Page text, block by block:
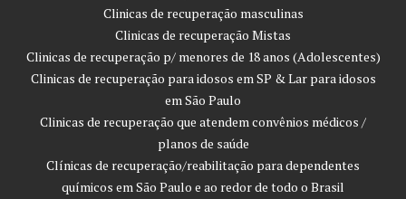
Clinicas de recuperação masculinas
Clinicas de recuperação Mistas
Clinicas de recuperação p/ menores de 18 anos (Adolescentes)
Clinicas de recuperação para idosos em SP & Lar para idosos
em São Paulo
Clinicas de recuperação que atendem convênios médicos /
planos de saúde
Clínicas de recuperação/reabilitação para dependentes
químicos em São Paulo e ao redor de todo o Brasil